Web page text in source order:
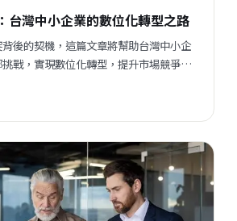
台灣中小企業的數位化轉型之路
後的契機，這篇文章將幫助台灣中小企
戰，實現數位化轉型，提升市場競爭